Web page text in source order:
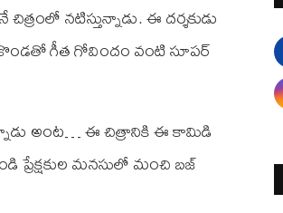
నటిస్తున్నాడు. ఈ దర్శకుడు
గీత గోవిందం వంటి సూపర్
అంట… ఈ చిత్రానికి ఈ కామిడి
ప్రేక్షకుల మనసులో మంచి బజ్